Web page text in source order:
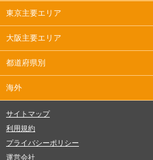
東京主要エリア
大阪主要エリア
都道府県別
海外
サイトマップ
利用規約
プライバシーポリシー
運営会社